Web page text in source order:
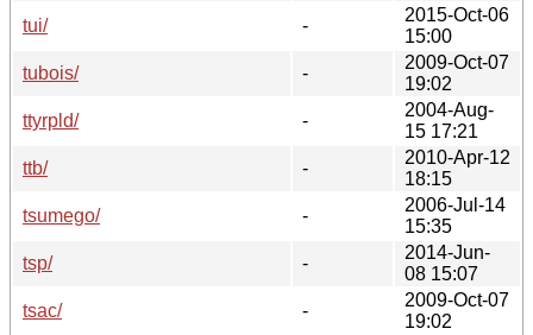
tui/
-
2015-Oct-06
15:00
tubois/
-
2009-Oct-07
19:02
ttyrpld/
-
2004-Aug-
15 17:21
ttb/
-
2010-Apr-12
18:15
tsumego/
-
2006-Jul-14
15:35
tsp/
-
2014-Jun-
08 15:07
tsac/
-
2009-Oct-07
19:02